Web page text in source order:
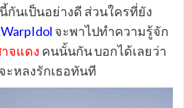
กันเป็นอย่างดี ส่วนใครที่ยัง
จะพาไปทำความรู้จัก
จแดง คนนั้นกัน บอกได้เลยว่า
ะหลงรักเธอทันที